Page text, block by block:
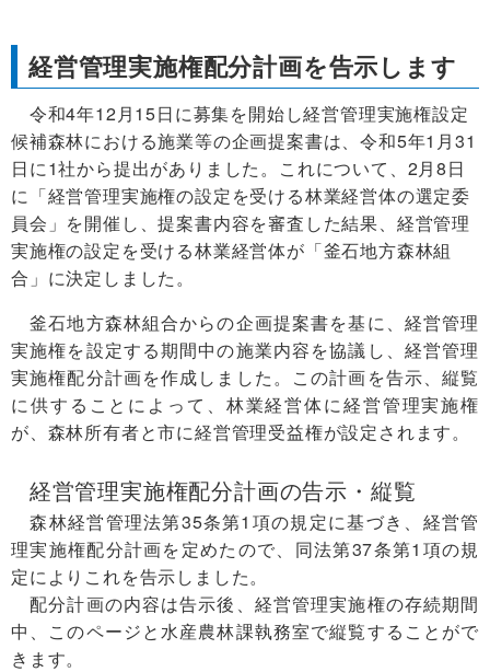
経営管理実施権配分計画を告示します
令和4年12月15日に募集を開始し経営管理実施権設定
候補森林における施業等の企画提案書は、令和5年1月31
日に1社から提出がありました。これについて、2月8日
に「経営管理実施権の設定を受ける林業経営体の選定委
員会」を開催し、提案書内容を審査した結果、経営管理
実施権の設定を受ける林業経営体が「釜石地方森林組
合」に決定しました。
釜石地方森林組合からの企画提案書を基に、経営管理
実施権を設定する期間中の施業内容を協議し、経営管理
実施権配分計画を作成しました。この計画を告示、縦覧
に供することによって、林業経営体に経営管理実施権
が、森林所有者と市に経営管理受益権が設定されます。
経営管理実施権配分計画の告示・縦覧
森林経営管理法第35条第1項の規定に基づき、経営管
理実施権配分計画を定めたので、同法第37条第1項の規
定によりこれを告示しました。
配分計画の内容は告示後、経営管理実施権の存続期間
中、このページと水産農林課執務室で縦覧することがで
きます。